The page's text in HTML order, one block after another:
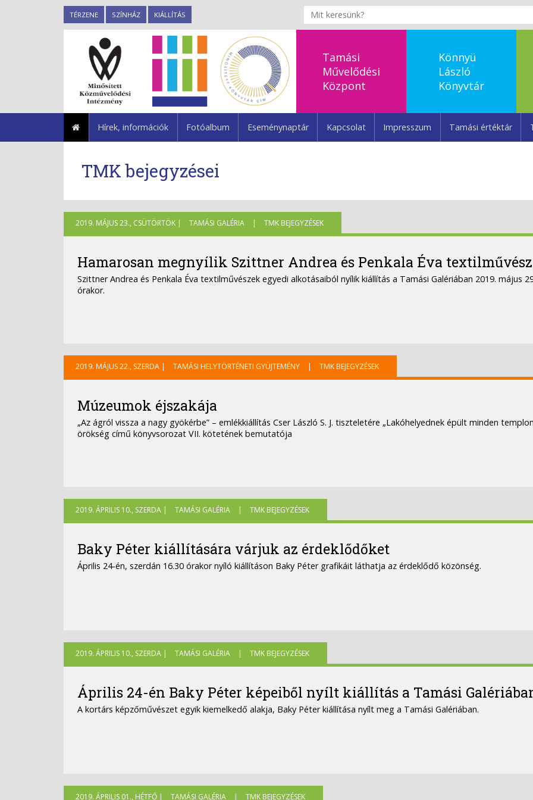
TÉRZENE SZÍNHÁZ KIÁLLÍTÁS
Tamási
Művelődési
Központ
Könnyü
László
Könyvtár
Hírek, információk Fotóalbum Eseménynaptár Kapcsolat Impresszum Tamási értéktár
TMK bejegyzései
2019. MÁJUS 23., CSÜTÖRTÖK | TAMÁSI GALÉRIA | TMK BEJEGYZÉSEK
Hamarosan megnyílik Szittner Andrea és Penkala Éva
Szittner Andrea és Penkala Éva textilművészek egyedi alkotásaiból nyílik kiállítás a Tamási Galériában 2019. május
órakor.
2019. MÁJUS 22., SZERDA | TAMÁSI HELYTÖRTÉNETI GYÜJTEMÉNY | TMK BEJEGYZÉSEK
Múzeumok éjszakája
„Az ágról vissza a nagy gyökérbe” – emlékkiállítás Cser László S. J. tiszteletére „Lakóhelyednek épült minden
örökség című könyvsorozat VII. kötetének bemutatója
2019. ÁPRILIS 10., SZERDA | TAMÁSI GALÉRIA | TMK BEJEGYZÉSEK
Baky Péter kiállítására várjuk az érdeklődőket
Április 24-én, szerdán 16.30 órakor nyíló kiállításon Baky Péter grafikáit láthatja az érdeklődő közönség.
2019. ÁPRILIS 10., SZERDA | TAMÁSI GALÉRIA | TMK BEJEGYZÉSEK
Április 24-én Baky Péter képeiből nyílt kiállítás a Tamási
A kortárs képzőművészet egyik kiemelkedő alakja, Baky Péter kiállítása nyílt meg a Tamási Galériában.
2019. ÁPRILIS 01., HÉTFŐ | TAMÁSI GALÉRIA | TMK BEJEGYZÉSEK